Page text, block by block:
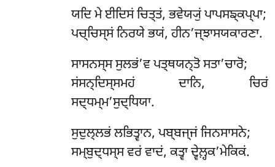
ਯਦਿ ਮੇ ਈਦਿਸਂ ਚਿਤ੍ਤਂ, ਭਵੇਯ੍ਯੁਂ ਪਾਪਸਙ੍ਕਪ੍ਪਾ;
ਪਚ੍ਚਿਸ੍ਸਂ ਨਿਰਯੇ ਭਯਂ, ਹੀਨ’ਜ੍ਝਾਸਯਕਾਰਣਾ.
ਸਾਸਨਸ੍ਸਸੁਲਭਂ’ਵ ਪਤ੍ਥਯਨ੍ਤੋ ਸਤਾ’ਚਾਰੋ;
ਸਂਸਨ੍ਦਿਸ੍ਸਮਹਂ ਦਾਨਿ, ਚਿਰਂ
ਸਦ੍ਧਮ੍ਮ’ਸੁਦ੍ਧਿਯਾ.
ਸੁਦੁਲ੍ਲਭਂ ਲਭਿਤ੍ਵਾਨ, ਪਬ੍ਬਜ੍ਜਂ ਜਿਨਸਾਸਨੇ;
ਸਮ੍ਬੁਦ੍ਧਸ੍ਸ ਵਰਂ ਵਾਦਂ, ਕਤ੍ਵਾ ਦ੍ਵੇਲ਼੍ਹਕ’ਮੇਕਿਕਂ.